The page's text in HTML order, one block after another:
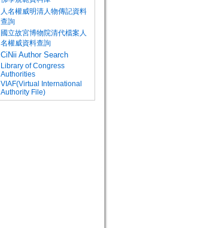
人名權威明清人物傳記資料
查詢
國立故宮博物院清代檔案人
名權威資料查詢
CiNii Author Search
Library of Congress
Authorities
VIAF(Virtual International
Authority File)